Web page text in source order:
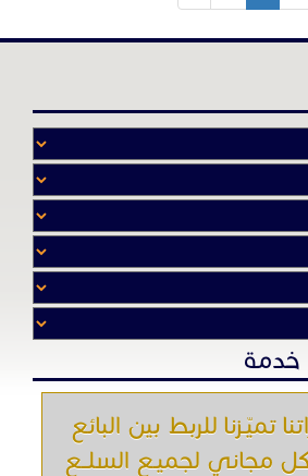
خدمة
تميّـزنا للربط بين البائع
مجاني لجميـع السلــع